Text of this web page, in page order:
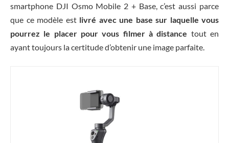
smartphone DJI Osmo Mobile 2 + Base, c’est aussi parce
que ce modèle est livré avec une base sur laquelle vous
pourrez le placer pour vous filmer à distance tout en
ayant toujours la certitude d’obtenir une image parfaite.